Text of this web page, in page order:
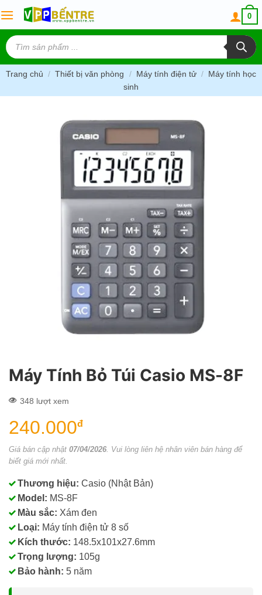
to
content
0
Tìm
kiếm
sản
phẩm
Trang chủ / Thiết bị văn phòng / Máy tính điện tử / Máy tính học
sinh
Máy Tính Bỏ Túi Casio MS-8F
348 lượt xem
240.000đ
Giá bán cập nhật 07/04/2026 . Vui lòng liên hệ nhân viên bán hàng để
biết giá mới nhất.
Thương hiệu: Casio (Nhật Bản)
Model: MS-8F
Màu sắc: Xám đen
Loại: Máy tính điện tử 8 số
Kích thước: 148.5x101x27.6mm
Trọng lượng: 105g
Bảo hành: 5 năm